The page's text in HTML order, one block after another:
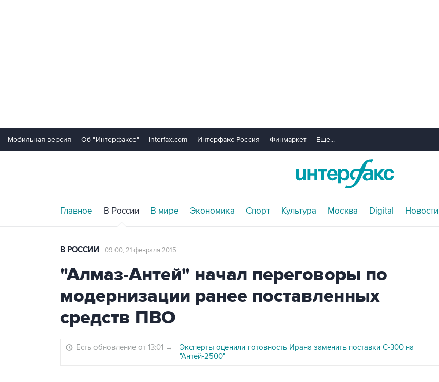
Мобильная версия Об "Интерфаксе" Interfax.com Интерфакс-Россия Финмаркет Еще...
Главное В России В мире Экономика Спорт Культура Москва Digital Новости
В РОССИИ 09:00, 21 февраля 2015
"Алмаз-Антей" начал переговоры по
модернизации ранее поставленных
средств ПВО
Есть обновление от 13:01 →
Эксперты оценили готовность Ирана заменить поставки С-300 на
"Антей-2500"